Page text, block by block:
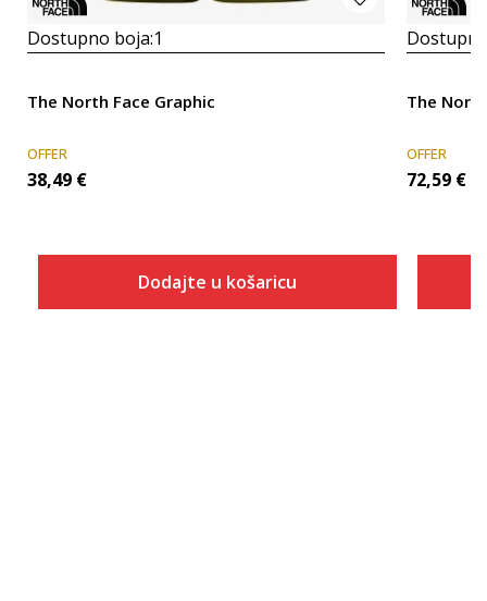
Dostupno boja:1
The North Face Graphic
OFFER
38,49 €
Dodajte u košaricu
The North
OFFER
72,59 €